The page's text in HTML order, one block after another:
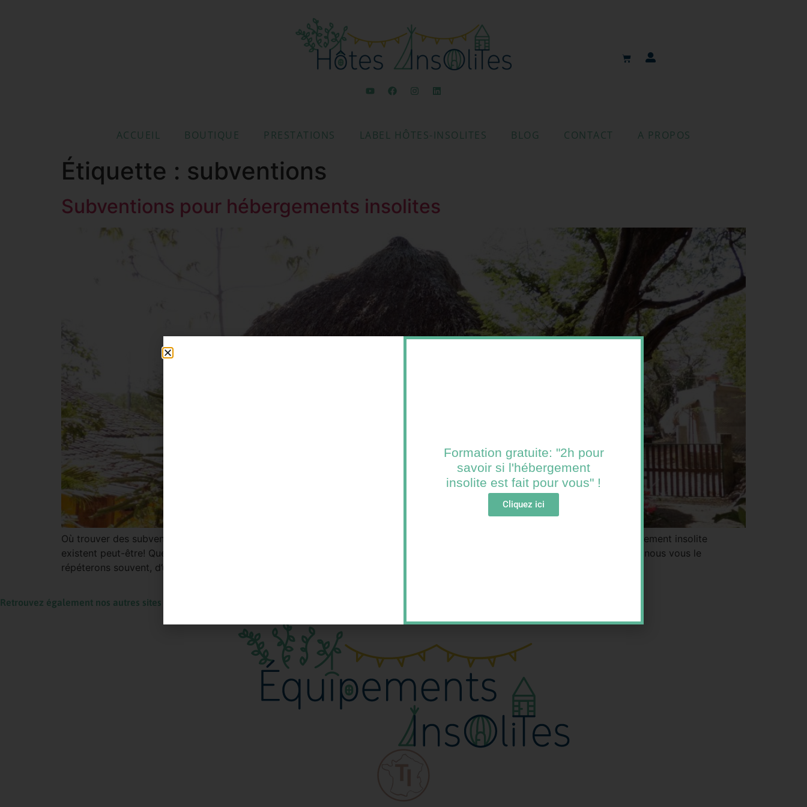
ACCUEIL BOUTIQUE PRESTATIONS LABEL HÔTES-INSOLITES BLOG CONTACT A PROPOS
Étiquette : subventions
Subventions pour hébergements insolites
Où trouver des subventions et des aides pour votre hébergement insolite? Des subventions pour financer votre projet d’hébergement insolite
existent peut-être! Que vous soyez une entreprise privée, une association, ou une collectivité. La raison est qu’il s’agit, comme nous vous le
répéterons souvent, d’un hébergement dont la demande est supérieure à l’offre et donc que les collectivités […]
Retrouvez également nos autres sites
Formation gratuite: "2h pour
savoir si l'hébergement
insolite est fait pour vous" !
Cliquez ici